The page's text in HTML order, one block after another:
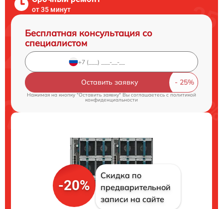
от 35 минут
Бесплатная консультация со
специалистом
Оставить заявку
Нажимая на кнопку "Оставить заявку" Вы соглашаетесь cполитикой
конфиденциальности
-20%
Скидка по
предварительной
записи на сайте